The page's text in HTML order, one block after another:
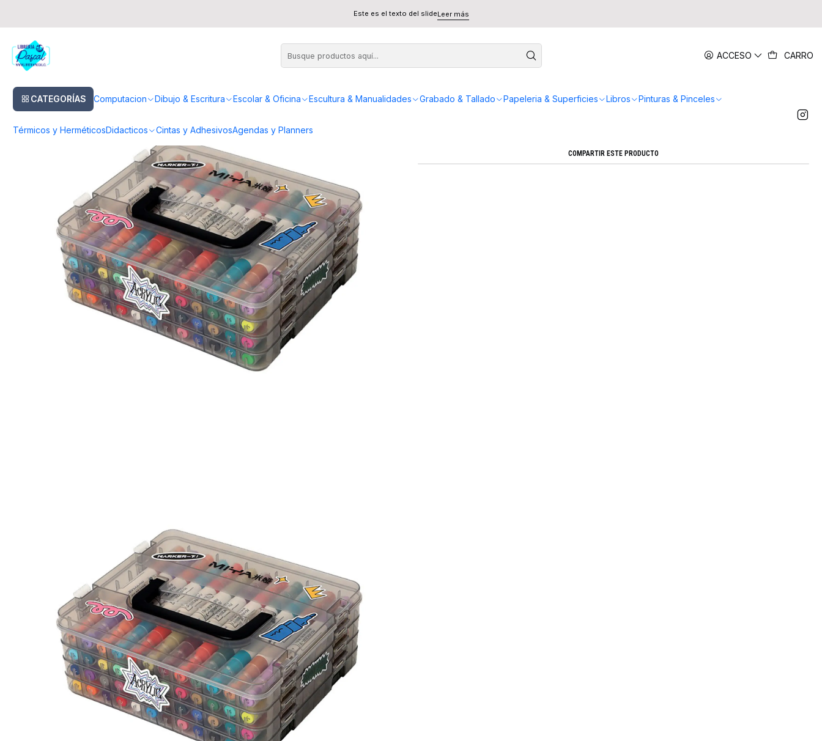
ACCESO CARRO
CATEGORÍAS Computacion Dibujo & Escritura Escolar & Oficina Escultura & Manualidades Grabado & Tallado Papeleria & Superficies Libros Pinturas & Pinceles
Térmicos y HerméticosDidacticos Cintas y AdhesivosAgendas y Planners
Este es el texto del slideLeer más
Set 48 Marcadores Acrilicos (Doble Punta) - Miya
Set 48 Marcadores Acrilicos (Doble Punta) - Miya
Agregar a la lista de favoritos
COMPARTIR ESTE PRODUCTO